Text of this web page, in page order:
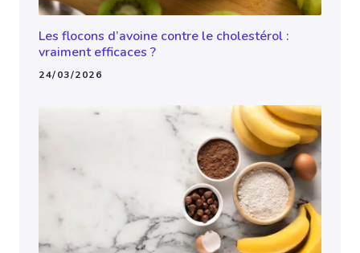
Les flocons d’avoine contre le cholestérol :
vraiment efficaces ?
24/03/2026